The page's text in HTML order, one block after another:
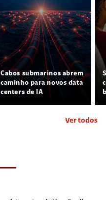
Cabos submarinos abrem
caminho para novos data
centers de IA
Ver todos